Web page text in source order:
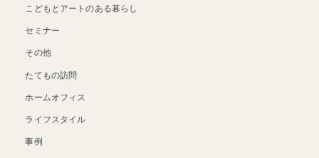
こどもとアートのある暮らし
セミナー
その他
たてもの訪問
ホームオフィス
ライフスタイル
事例